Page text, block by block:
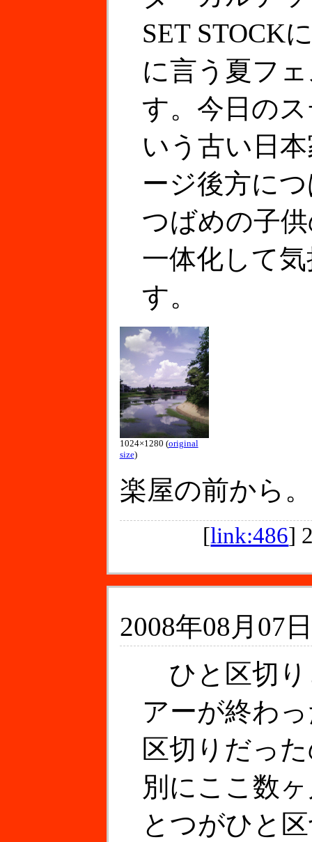
SET STOCK
に言う夏フ
す。今日の
いう古い日
ージ後方に
つばめの子
一体化して
す。
1024×1280 (original
size)
楽屋の前から
[link:486]
2008年08月07
ひと区切り
アーが終わ
区切りだっ
別にここ数
とつがひと